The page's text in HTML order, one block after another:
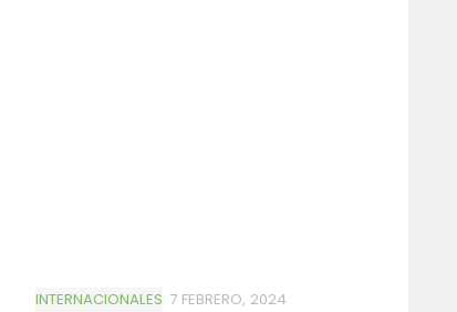
INTERNACIONALES 7 FEBRERO, 2024